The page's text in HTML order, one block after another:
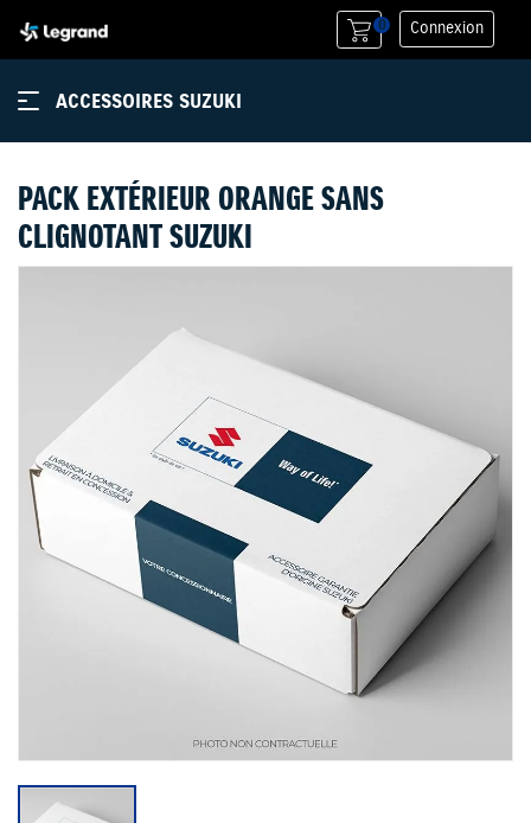
0 Connexion
ACCESSOIRES SUZUKI
PACK EXTÉRIEUR ORANGE SANS
CLIGNOTANT SUZUKI